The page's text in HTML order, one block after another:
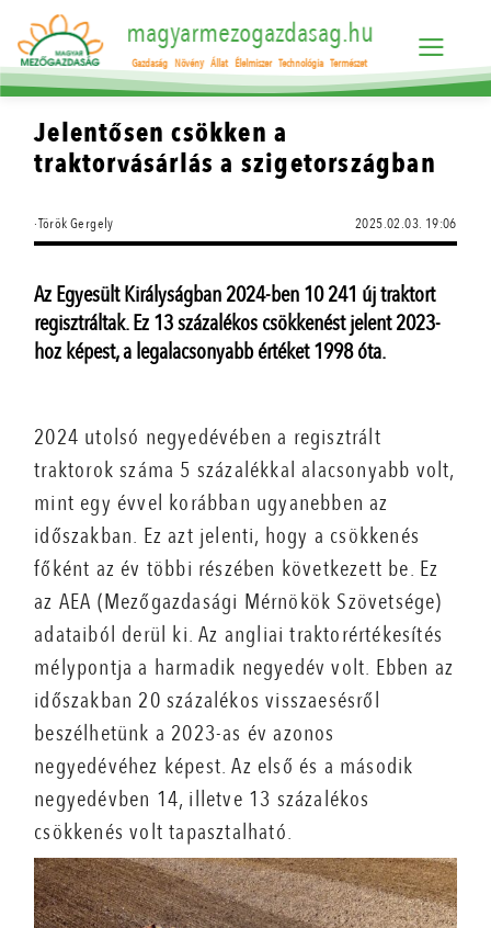
magyarmezogazdasag.hu
Gazdaság Növény Állat Élelmiszer Technológia Természet
Jelentősen csökken a
traktorvásárlás a szigetországban
·Török Gergely 2025.02.03. 19:06
Az Egyesült Királyságban 2024-ben 10 241 új traktort
regisztráltak. Ez 13 százalékos csökkenést jelent 2023-
hoz képest, a legalacsonyabb értéket 1998 óta.
2024 utolsó negyedévében a regisztrált
traktorok száma 5 százalékkal alacsonyabb volt,
mint egy évvel korábban ugyanebben az
időszakban. Ez azt jelenti, hogy a csökkenés
főként az év többi részében következett be. Ez
az AEA (Mezőgazdasági Mérnökök Szövetsége)
adataiból derül ki. Az angliai traktorértékesítés
mélypontja a harmadik negyedév volt. Ebben az
időszakban 20 százalékos visszaesésről
beszélhetünk a 2023-as év azonos
negyedévéhez képest. Az első és a második
negyedévben 14, illetve 13 százalékos
csökkenés volt tapasztalható.